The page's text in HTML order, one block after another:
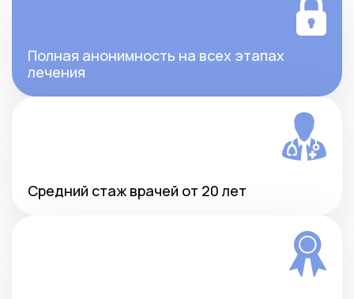
Полная анонимность на всех этапах
лечения
Средний стаж врачей от 20 лет